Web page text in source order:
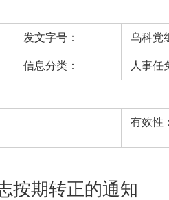
发文字号： 乌科党
信息分类： 人事任
有效性：
按期转正的通知